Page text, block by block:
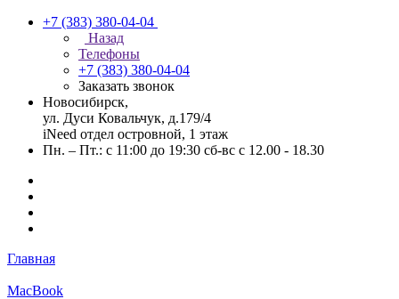
+7 (383) 380-04-04
Назад
Телефоны
+7 (383) 380-04-04
Заказать звонок
Новосибирск,
ул. Дуси Ковальчук, д.179/4
iNeed отдел островной, 1 этаж
Пн. – Пт.: с 11:00 до 19:30 сб-вс с 12.00 - 18.30
Главная
MacBook